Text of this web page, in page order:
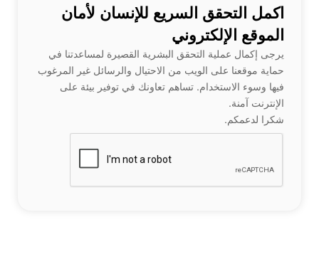
اكمل التحقق السريع للإنسان لأمان
الموقع الإلكتروني
يرجى إكمال عملية التحقق البشرية القصيرة لمساعدتنا في
حماية موقعنا على الويب من الاحتيال والرسائل غير المرغوب
فيها وسوء الاستخدام. تساهم تعاونك في توفير بيئة على
الإنترنت آمنة.
شكرا لدعمكم.